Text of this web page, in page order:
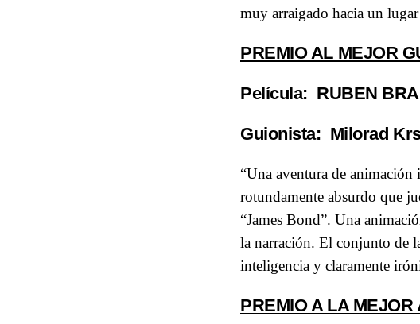
muy arraigado hacia un lugar
PREMIO AL MEJOR
Película: RUBEN
Guionista: Milorad
“Una aventura de
rotundamente absurdo que
“James Bond”. Una
la narración. El conjunto de
inteligencia y claramente
PREMIO A LA MEJOR